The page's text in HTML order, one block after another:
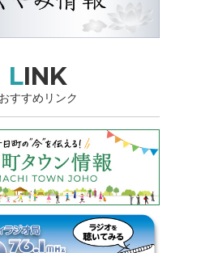
LINK
おすすめリンク